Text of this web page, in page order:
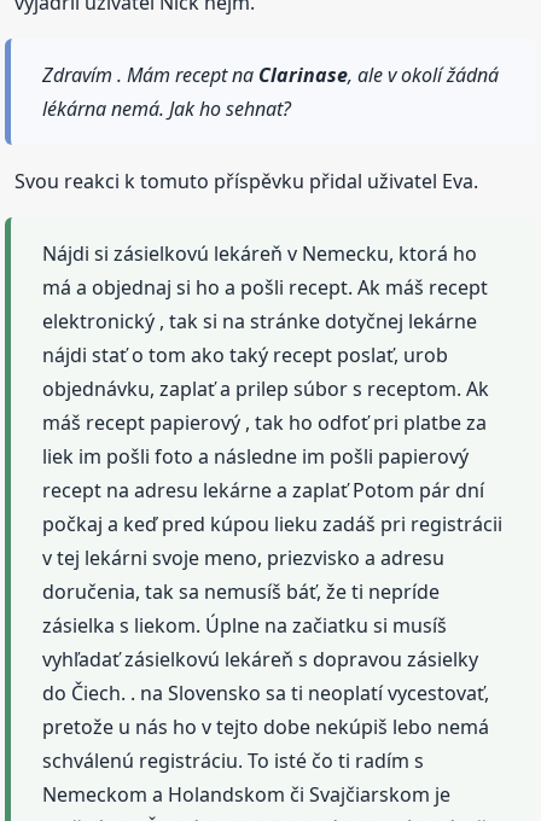
Zdravím . Mám recept na Clarinase, ale v okolí žádná
lékárna nemá. Jak ho sehnat?
Svou reakci k tomuto příspěvku přidal uživatel Eva.
Nájdi si zásielkovú lekáreň v Nemecku, ktorá ho
má a objednaj si ho a pošli recept. Ak máš recept
elektronický , tak si na stránke dotyčnej lekárne
nájdi stať o tom ako taký recept poslať, urob
objednávku, zaplať a prilep súbor s receptom. Ak
máš recept papierový , tak ho odfoť pri platbe za
liek im pošli foto a následne im pošli papierový
recept na adresu lekárne a zaplať Potom pár dní
počkaj a keď pred kúpou lieku zadáš pri registrácii
v tej lekárni svoje meno, priezvisko a adresu
doručenia, tak sa nemusíš báť, že ti nepríde
zásielka s liekom. Úplne na začiatku si musíš
vyhľadať zásielkovú lekáreň s dopravou zásielky
do Čiech. . na Slovensko sa ti neoplatí vycestovať,
pretože u nás ho v tejto dobe nekúpiš lebo nemá
schválenú registráciu. To isté čo ti radím s
Nemeckom a Holandskom či Svajčiarskom je